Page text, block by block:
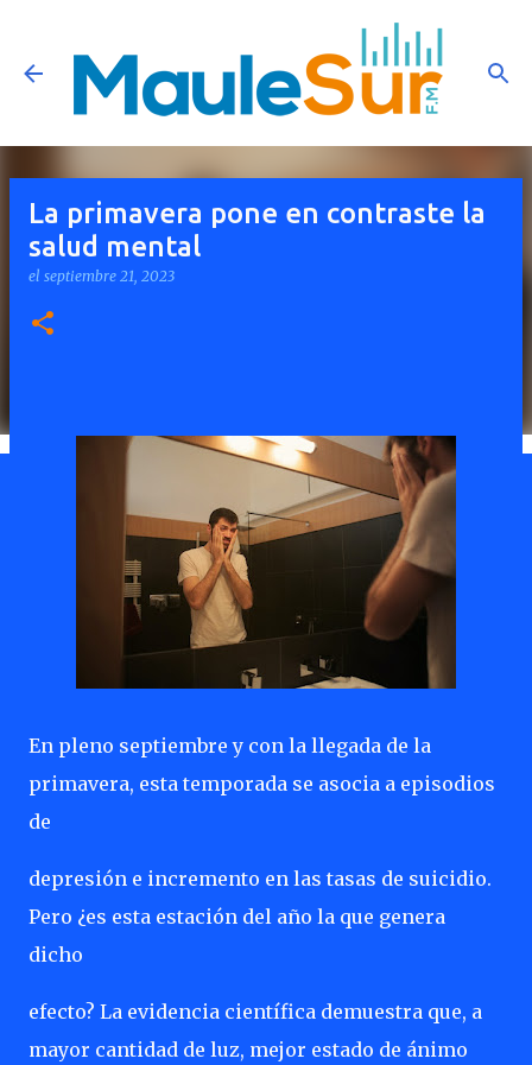
Ir al contenido principal
La primavera pone en contraste la
salud mental
el septiembre 21, 2023
En pleno septiembre y con la llegada de la
primavera, esta temporada se asocia a episodios
de
depresión e incremento en las tasas de suicidio.
Pero ¿es esta estación del año la que genera
dicho
efecto? La evidencia científica demuestra que, a
mayor cantidad de luz, mejor estado de ánimo